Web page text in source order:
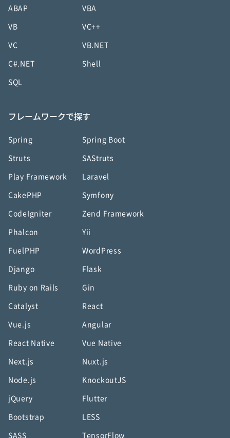
ABAP VBA
VB VC++
VC VB.NET
C#.NET Shell
SQL
フレームワークで探す
Spring Spring Boot
Struts SAStruts
Play Framework Laravel
CakePHP Symfony
CodeIgniter Zend Framework
Phalcon Yii
FuelPHP WordPress
Django Flask
Ruby on Rails Gin
Catalyst React
Vue.js Angular
React Native Vue Native
Next.js Nuxt.js
Node.js KnockoutJS
jQuery Flutter
Bootstrap LESS
SASS TensorFlow